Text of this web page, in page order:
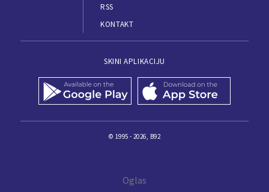
RSS
KONTAKT
SKINI APLIKACIJU
© 1995 - 2026, B92